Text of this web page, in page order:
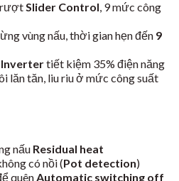
Slider Control, 9 mức công
vùng nấu, thời gian hẹn đến 9
Invertertiết kiệm 35% điện năng
lăn tăn, liu riu ở mức công suất
nấu Residual heat
có nồi (Pot detection)
quênAutomatic switching off